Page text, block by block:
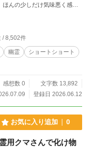
ほんの少しだけ気味悪く感じ
/ 8,502件
幽霊
ショートショート
感想数 0
文字数 13,892
登録日 2026.06.12
お気に入り追加 0
用クマさんで化け物